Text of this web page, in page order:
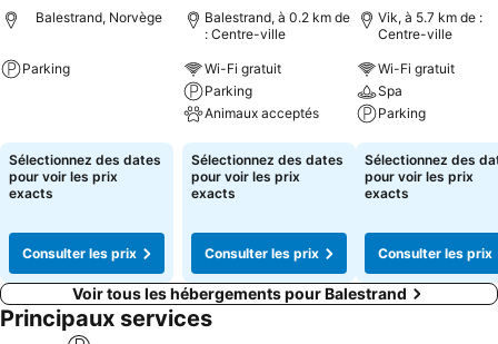
Balestrand, Norvège
Parking
Sélectionnez des dates
pour voir les prix
exacts
Consulter les prix
Balestrand, à 0.2 km de
: Centre-ville
Wi-Fi gratuit
Parking
Animaux acceptés
Consulter les prix
Sélectionnez des dates
pour voir les prix
exacts
Consulter les prix
Vik, à 5.7 km de :
Centre-ville
Wi-Fi gratuit
Spa
Parking
Consulter les
Sélectionnez des
pour voir les prix
exacts
Consulter les prix
Voir tous les hébergements pour Balestrand
Principaux services